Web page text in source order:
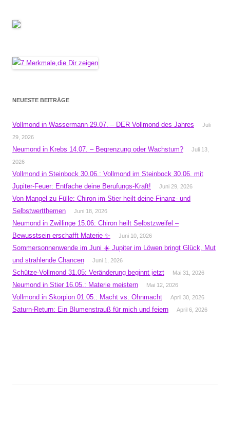
NEUESTE BEITRÄGE
Vollmond in Wassermann 29.07. – DER Vollmond des Jahres
Juli
29, 2026
Neumond in Krebs 14.07. – Begrenzung oder Wachstum?
Juli 13,
2026
Vollmond in Steinbock 30.06.: Vollmond im Steinbock 30.06. mit
Jupiter-Feuer: Entfache deine Berufungs-Kraft!
Juni 29, 2026
Von Mangel zu Fülle: Chiron im Stier heilt deine Finanz- und
Selbstwertthemen
Juni 18, 2026
Neumond in Zwillinge 15.06: Chiron heilt Selbstzweifel –
Bewusstsein erschafft Materie ✨
Juni 10, 2026
Sommersonnenwende im Juni ☀️ Jupiter im Löwen bringt Glück, Mut
und strahlende Chancen
Juni 1, 2026
Schütze-Vollmond 31.05: Veränderung beginnt jetzt Mai 31, 2026
Neumond in Stier 16.05.: Materie meistern Mai 12, 2026
Vollmond in Skorpion 01.05.: Macht vs. Ohnmacht April 30, 2026
Saturn-Return: Ein Blumenstrauß für mich und feiern April 6, 2026